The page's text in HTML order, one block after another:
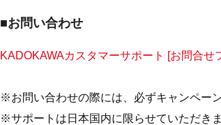
■お問い合わせ
KADOKAWAカスタマーサポート [お問合せ
※お問い合わせの際には、必ずキャンペー
※サポートは日本国内に限らせていただき